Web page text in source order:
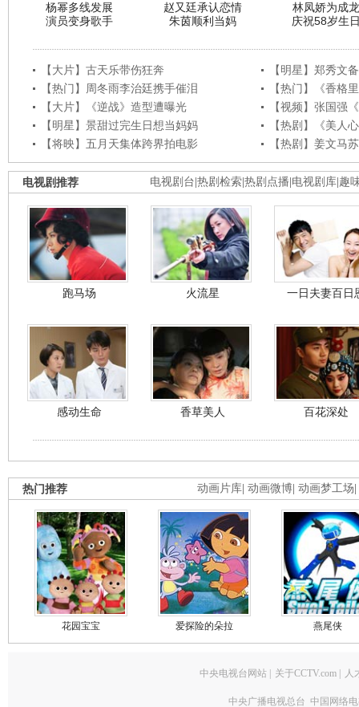
杨幂多线发展
演员变身歌手
赵又廷承认恋情
朱茵顺利当妈
林凤娇为成龙
庆祝58岁生
【大片】古天乐带伤狂奔
【明星】郑秀文
【热门】周冬雨李治廷携手催泪
【热门】《香格
【大片】《逆战》造型遭曝光
【视频】张国强
【明星】景甜过完生日想当妈妈
【热剧】《美人
【将映】五月天集体跨界拍电影
【热剧】姜文马
电视剧台 热剧检索 热剧点播 电视剧库 趣
电视剧推荐
跑马场 火流星 一日夫妻百日
感动生命 香草美人 百花深处
动画片库 动画微博 动画梦工场
热门推荐
花园宝宝 爱探险的朵拉 燕尾侠
中央电视台网站 关于CCTV.com 人
中央广播电视总台 中国网络